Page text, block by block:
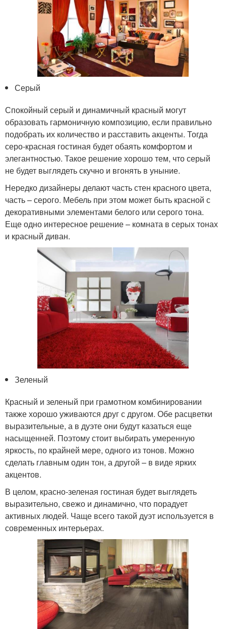
Серый
Спокойный серый и динамичный красный могут
образовать гармоничную композицию, если правильно
подобрать их количество и расставить акценты. Тогда
серо-красная гостиная будет обаять комфортом и
элегантностью. Такое решение хорошо тем, что серый
не будет выглядеть скучно и вгонять в уныние.
Нередко дизайнеры делают часть стен красного цвета,
часть – серого. Мебель при этом может быть красной с
декоративными элементами белого или серого тона.
Еще одно интересное решение – комната в серых тонах
и красный диван.
Зеленый
Красный и зеленый при грамотном комбинировании
также хорошо уживаются друг с другом. Обе расцветки
выразительные, а в дуэте они будут казаться еще
насыщенней. Поэтому стоит выбирать умеренную
яркость, по крайней мере, одного из тонов. Можно
сделать главным один тон, а другой – в виде ярких
акцентов.
В целом, красно-зеленая гостиная будет выглядеть
выразительно, свежо и динамично, что порадует
активных людей. Чаще всего такой дуэт используется в
современных интерьерах.